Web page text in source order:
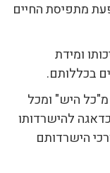
מתפיסת החיים
ומידת
בכללותם.
היש" ומכל
להישרדותו
הישרדותם